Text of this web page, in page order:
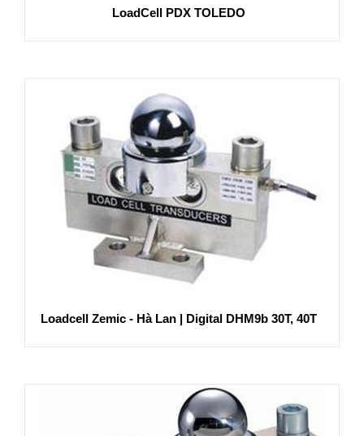
LoadCell PDX TOLEDO
Loadcell Zemic - Hà Lan | Digital DHM9b 30T, 40T